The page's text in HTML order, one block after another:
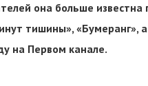
она больше
тишины», «Бумеранг»,
на Первом канале.